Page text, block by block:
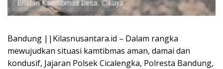
Bandung ||Kilasnusantara.id – Dalam rangka
mewujudkan situasi kamtibmas aman, damai dan
kondusif, Jajaran Polsek Cicalengka, Polresta Bandung,